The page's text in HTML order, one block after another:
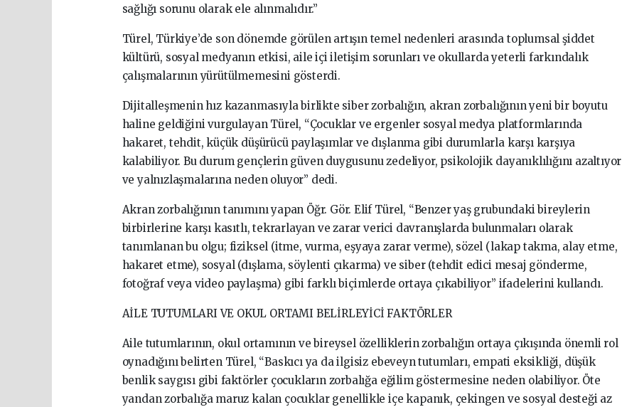
sağlığı sorunu olarak ele alınmalıdır.”
Türel, Türkiye’de son dönemde görülen artışın temel nedenleri arasında toplumsal şiddet
kültürü, sosyal medyanın etkisi, aile içi iletişim sorunları ve okullarda yeterli farkındalık
çalışmalarının yürütülmemesini gösterdi.
Dijitalleşmenin hız kazanmasıyla birlikte siber zorbalığın, akran zorbalığının yeni bir boyutu
haline geldiğini vurgulayan Türel, “Çocuklar ve ergenler sosyal medya platformlarında
hakaret, tehdit, küçük düşürücü paylaşımlar ve dışlanma gibi durumlarla karşı karşıya
kalabiliyor. Bu durum gençlerin güven duygusunu zedeliyor, psikolojik dayanıklılığını azaltıyor
ve yalnızlaşmalarına neden oluyor” dedi.
Akran zorbalığının tanımını yapan Öğr. Gör. Elif Türel, “Benzer yaş grubundaki bireylerin
birbirlerine karşı kasıtlı, tekrarlayan ve zarar verici davranışlarda bulunmaları olarak
tanımlanan bu olgu; fiziksel (itme, vurma, eşyaya zarar verme), sözel (lakap takma, alay etme,
hakaret etme), sosyal (dışlama, söylenti çıkarma) ve siber (tehdit edici mesaj gönderme,
fotoğraf veya video paylaşma) gibi farklı biçimlerde ortaya çıkabiliyor” ifadelerini kullandı.
AİLE TUTUMLARI VE OKUL ORTAMI BELİRLEYİCİ FAKTÖRLER
Aile tutumlarının, okul ortamının ve bireysel özelliklerin zorbalığın ortaya çıkışında önemli rol
oynadığını belirten Türel, “Baskıcı ya da ilgisiz ebeveyn tutumları, empati eksikliği, düşük
benlik saygısı gibi faktörler çocukların zorbalığa eğilim göstermesine neden olabiliyor. Öte
yandan zorbalığa maruz kalan çocuklar genellikle içe kapanık, çekingen ve sosyal desteği az